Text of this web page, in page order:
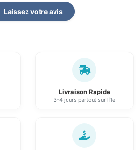
Laissez votre avis
Livraison Rapide
3-4 jours partout sur l'île